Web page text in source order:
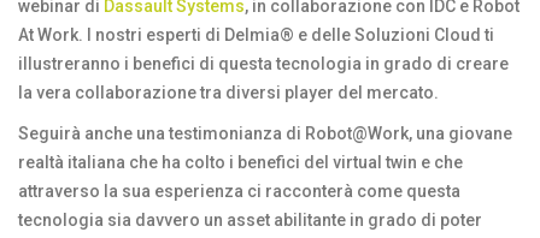
webinar di Dassault Systems, in collaborazione con IDC e Robot
At Work. I nostri esperti di Delmia® e delle Soluzioni Cloud ti
illustreranno i benefici di questa tecnologia in grado di creare
la vera collaborazione tra diversi player del mercato.
Seguirà anche una testimonianza di Robot@Work, una giovane
realtà italiana che ha colto i benefici del virtual twin e che
attraverso la sua esperienza ci racconterà come questa
tecnologia sia davvero un asset abilitante in grado di poter